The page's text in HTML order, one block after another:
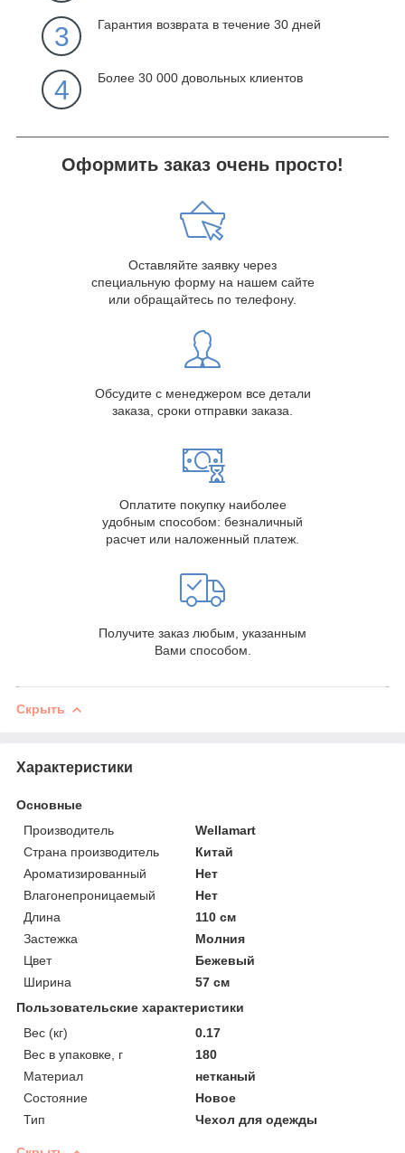
3 Гарантия возврата в течение 30 дней
4 Более 30 000 довольных клиентов
Оформить заказ очень просто!
Оставляйте заявку через
специальную форму на нашем сайте
или обращайтесь по телефону.
Обсудите с менеджером все детали
заказа, сроки отправки заказа.
Оплатите покупку наиболее
удобным способом: безналичный
расчет или наложенный платеж.
Получите заказ любым, указанным
Вами способом.
Скрыть
Характеристики
Основные
Производитель
Wellamart
Страна производитель
Китай
Ароматизированный
Нет
Влагонепроницаемый
Нет
Длина
110 см
Застежка
Молния
Цвет
Бежевый
Ширина
57 см
Пользовательские характеристики
Вес (кг)
0.17
Вес в упаковке, г
180
Материал
нетканый
Состояние
Новое
Тип
Чехол для одежды